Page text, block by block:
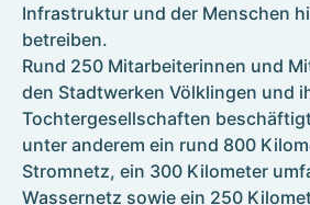
Photovoltaik
Referenzen
Wallboxen
E-Mobilität für Völklingen
Infrastruktur und der Menschen
betreiben.
Rund 250 Mitarbeiterinnen und
den Stadtwerken Völklingen und
Tochtergesellschaften
unter anderem ein rund 800
Stromnetz, ein 300 Kilometer
Wassernetz sowie ein 250